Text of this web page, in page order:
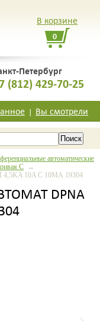
Петербург
(812) 429-70-25
В корзине
0
| Вы смотрели
автоматические
C →
10A C 10МА 19304
DPNA